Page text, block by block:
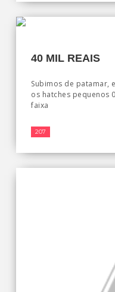
40 MIL REAIS
Subimos de patamar,
os hatches pequenos
faixa
207